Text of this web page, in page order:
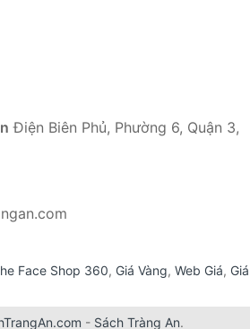
Điện Biên Phủ, Phường 6, Quận 3,
Face Shop 360, Giá Vàng, Web Giá, Giá
- Sách Tràng An.